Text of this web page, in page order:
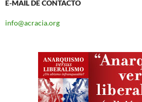
E-MAIL DE CONTACTO
info@acracia.org